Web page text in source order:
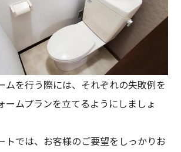
ムを行う際には、それぞれの失敗例を
ームプランを立てるようにしましょ
トでは、お客様のご要望をしっかりお